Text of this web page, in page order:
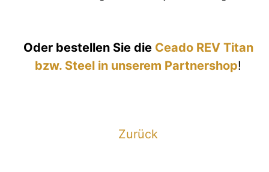
Oder bestellen Sie die Ceado REV Titan
bzw. Steel in unserem Partnershop!
Zurück